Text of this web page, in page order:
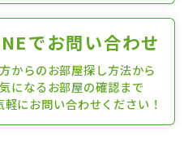
でお問い合わせ
からのお部屋探し方法から
気になるお部屋の確認まで
軽にお問い合わせください！